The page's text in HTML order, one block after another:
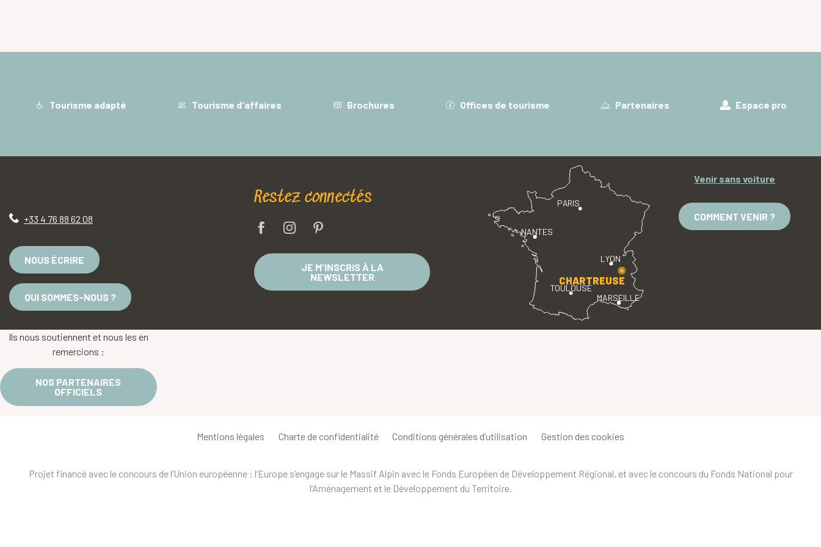
Tourisme adapté Tourisme d'affaires Brochures Offices de tourisme Partenaires Espace pro
+33 4 76 88 62 08
NOUS ÉCRIRE
QUI SOMMES-NOUS ?
Restez connectés
JE M'INSCRIS À LA
NEWSLETTER
PARIS
LYON
TOULOUSE
MARSEILLE
NANTES
CHARTREUSE
Venir sans voiture
COMMENT VENIR ?
Ils nous soutiennent et nous les en
remercions :
NOS PARTENAIRES
OFFICIELS
Mentions légales Charte de confidentialité Conditions générales d’utilisation Gestion des cookies
Projet financé avec le concours de l’Union européenne : l’Europe s’engage sur le Massif Alpin avec le Fonds Européen de Développement Régional, et avec le concours du Fonds National pour
l’Aménagement et le Développement du Territoire.